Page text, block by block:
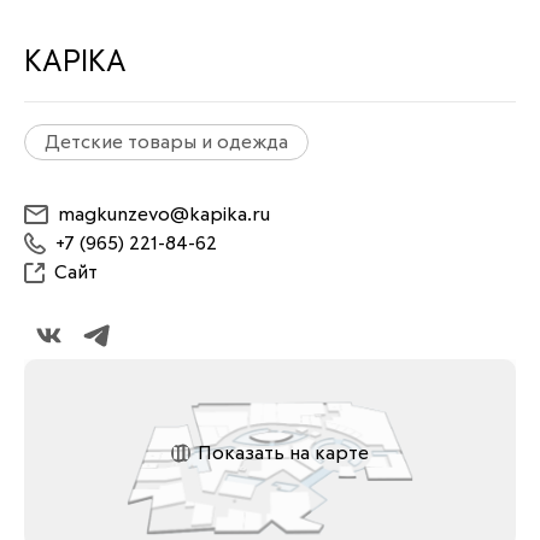
KAPIKA
Детские товары и одежда
magkunzevo@kapika.ru
+7 (965) 221-84-62
Сайт
Показать на карте